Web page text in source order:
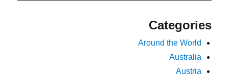
Categories
Around the World
Australia
Austria